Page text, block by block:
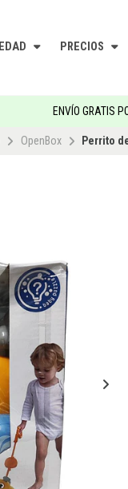
EDAD PRECIOS
ENVÍO GRATIS
OpenBox Perrito